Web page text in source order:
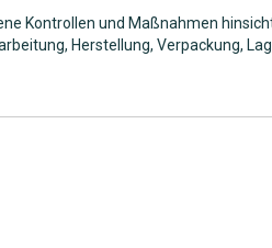
Kontrollen und Maßnahmen
Herstellung, Verpackung,